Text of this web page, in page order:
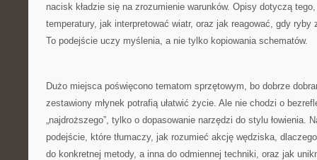
nacisk kładzie się na zrozumienie warunków. Opisy dotyczą
temperatury, jak interpretować wiatr, oraz jak reagować, gdy
To podejście uczy myślenia, a nie tylko kopiowania schematów.
Dużo miejsca poświęcono tematom sprzętowym, bo dobrze
zestawiony młynek potrafią ułatwić życie. Ale nie chodzi o
„najdroższego”, tylko o dopasowanie narzędzi do stylu łowienia.
podejście, które tłumaczy, jak rozumieć akcję wędziska,
do konkretnej metody, a inna do odmiennej techniki, oraz jak